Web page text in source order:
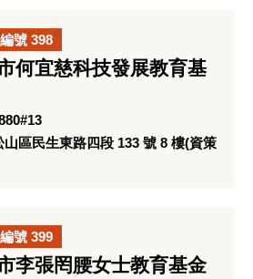
號 398
何宜慈科技發展教育基
區民生東路四段 133 號 8 樓(資策
號 399
李張罔腰女士教育基金